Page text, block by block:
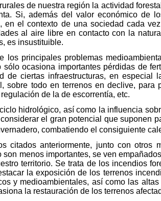
de nuestra región la actividad
Si, además del valor económico de
en el contexto de una sociedad cada
al aire libre en contacto con la
es insustituible.
los principales problemas
sólo ocasiona importantes pérdidas de
de ciertas infraestructuras, en
sobre todo en terrenos en declive,
de la de escorrentía, etc.
hidrológico, así como la influencia
el gran potencial que suponen
combatiendo el consiguiente
citados anteriormente, junto con
son menos importantes, se ven
territorio. Se trata de los incendios
la exposición de los terrenos
y medioambientales, así como las
la restauración de los terrenos